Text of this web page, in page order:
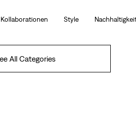
Style
All Categories